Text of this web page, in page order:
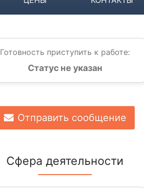
Готовность приступить к работе:
Статус не указан
Отправить сообщение
Сфера деятельности